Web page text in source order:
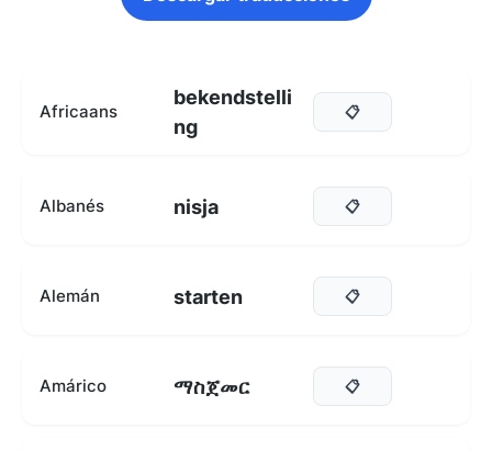
Africaans
bekendstelli
ng
📋
Albanés nisja 📋
Alemán starten 📋
Amárico ማስጀመር 📋